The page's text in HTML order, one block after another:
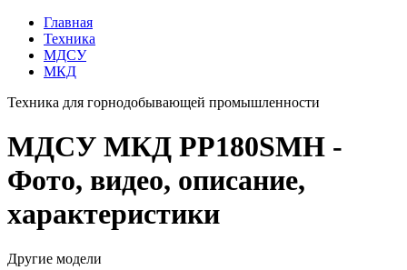
Главная
Техника
МДСУ
МКД
Техника для горнодобывающей промышленности
МДСУ МКД PP180SMH -
Фото, видео, описание,
характеристики
Другие модели